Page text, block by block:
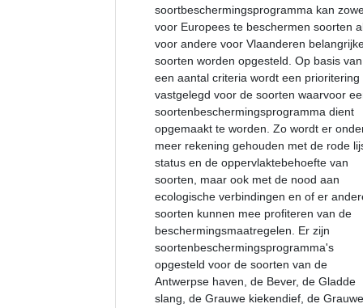
soortbeschermingsprogramma kan
voor Europees te beschermen soorten
voor andere voor Vlaanderen
soorten worden opgesteld. Op basis van
een aantal criteria wordt een prioritering
vastgelegd voor de soorten waarvoor
soortenbeschermingsprogramma dient
opgemaakt te worden. Zo wordt er
meer rekening gehouden met de rode
status en de oppervlaktebehoefte van
soorten, maar ook met de nood aan
ecologische verbindingen en of er
soorten kunnen mee profiteren van de
beschermingsmaatregelen. Er zijn
soortenbeschermingsprogramma's
opgesteld voor de soorten van de
Antwerpse haven, de Bever, de Gladde
slang, de Grauwe kiekendief, de Grauwe